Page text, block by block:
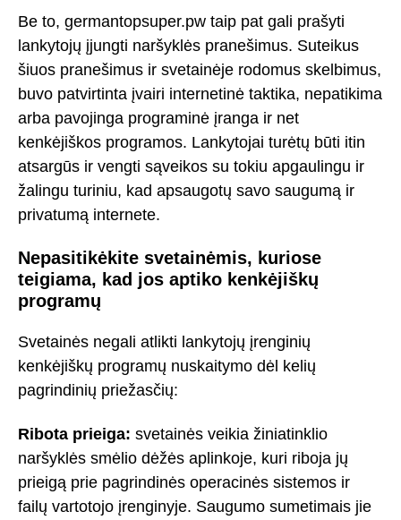
Be to, germantopsuper.pw taip pat gali prašyti
lankytojų įjungti naršyklės pranešimus. Suteikus
šiuos pranešimus ir svetainėje rodomus skelbimus,
buvo patvirtinta įvairi internetinė taktika, nepatikima
arba pavojinga programinė įranga ir net
kenkėjiškos programos. Lankytojai turėtų būti itin
atsargūs ir vengti sąveikos su tokiu apgaulingu ir
žalingu turiniu, kad apsaugotų savo saugumą ir
privatumą internete.
Nepasitikėkite svetainėmis, kuriose
teigiama, kad jos aptiko kenkėjiškų
programų
Svetainės negali atlikti lankytojų įrenginių
kenkėjiškų programų nuskaitymo dėl kelių
pagrindinių priežasčių:
Ribota prieiga: svetainės veikia žiniatinklio
naršyklės smėlio dėžės aplinkoje, kuri riboja jų
prieigą prie pagrindinės operacinės sistemos ir
failų vartotojo įrenginyje. Saugumo sumetimais jie